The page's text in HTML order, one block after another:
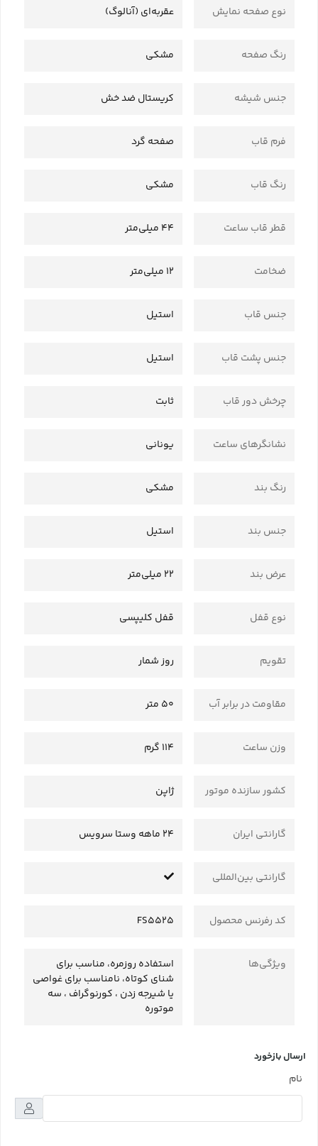
نوع صفحه نمایش عقربه‌ای (آنالوگ)
رنگ صفحه مشکی
جنس شیشه کریستال ضد خش
فرم قاب صفحه گرد
رنگ قاب مشکی
قطر قاب ساعت 44 میلی‌متر
ضخامت 12 میلی‌متر
جنس قاب استیل
جنس پشت قاب استیل
چرخش دور قاب ثابت
نشانگرهای ساعت یونانی
رنگ بند مشکی
جنس بند استیل
عرض بند 22 میلی‌متر
نوع قفل قفل کلیپسی
تقویم روز شمار
مقاومت در برابر آب 50 متر
وزن ساعت 114 گرم
کشور سازنده موتور ژاپن
گارانتی ایران 24 ماهه وستا سرویس
گارانتی بین‌المللی
کد رفرنس محصول FS5525
ویژگی‌ها
استفاده روزمره، مناسب برای
شنای کوتاه، نامناسب برای غواصی
یا شیرجه زدن ، کورنوگراف ، سه
موتوره
ارسال بازخورد
نام